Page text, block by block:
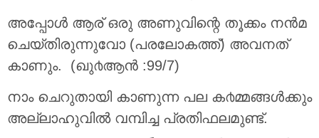
അപ്പോള്‍ ആര് ഒരു അണുവിന്റെ തൂക്കം നന്‍മ
ചെയ്തിരുന്നുവോ (പരലോകത്ത്) അവനത്
കാണും. (ഖു൪ആന്‍ :99/7)
നാം ചെറുതായി കാണുന്ന പല ക൪മ്മങ്ങള്‍ക്കും
അല്ലാഹുവില്‍ വമ്പിച്ച പ്രതിഫലമുണ്ട്.